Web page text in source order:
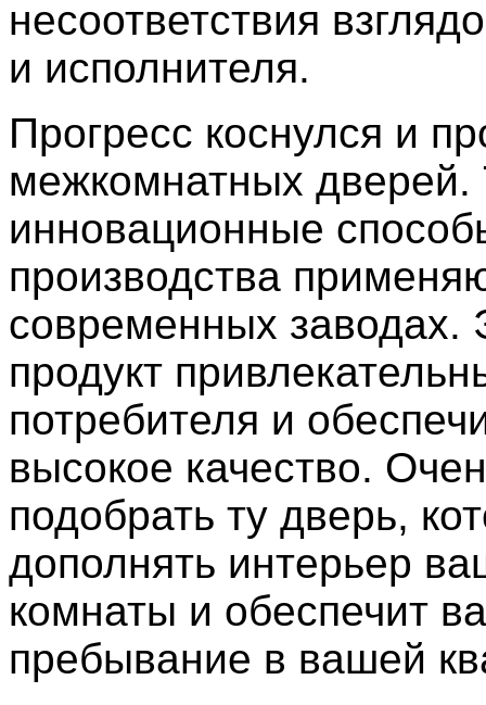
несоответствия
и исполнителя.
Прогресс коснулся и
межкомнатных дверей.
инновационные
производства
современных заводах.
продукт
потребителя и
высокое качество.
подобрать ту дверь,
дополнять интерьер
комнаты и обеспечит
пребывание в вашей